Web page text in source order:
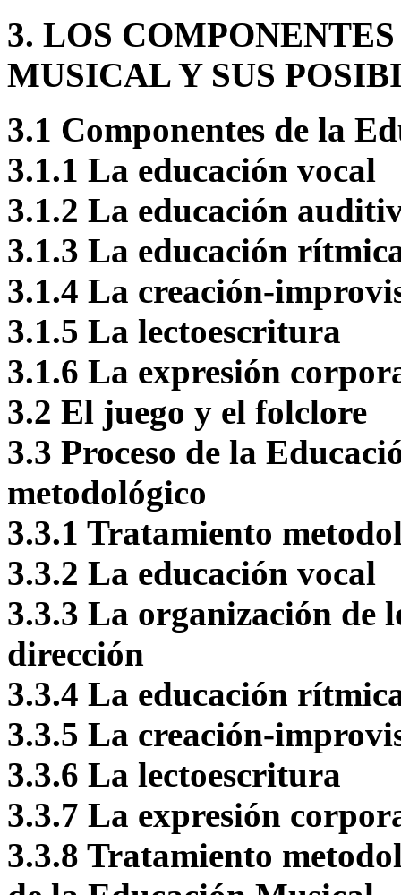
3. LOS
MUSICAL Y SUS
3.1 Componentes de la
3.1.1 La educación vocal
3.1.2 La educación
3.1.3 La educación
3.1.4 La creación-
3.1.5 La lectoescritura
3.1.6 La expresión
3.2 El juego y el folclore
3.3 Proceso de la
metodológico
3.3.1 Tratamiento
3.3.2 La educación vocal
3.3.3 La organización de
dirección
3.3.4 La educación
3.3.5 La creación-
3.3.6 La lectoescritura
3.3.7 La expresión
3.3.8 Tratamiento